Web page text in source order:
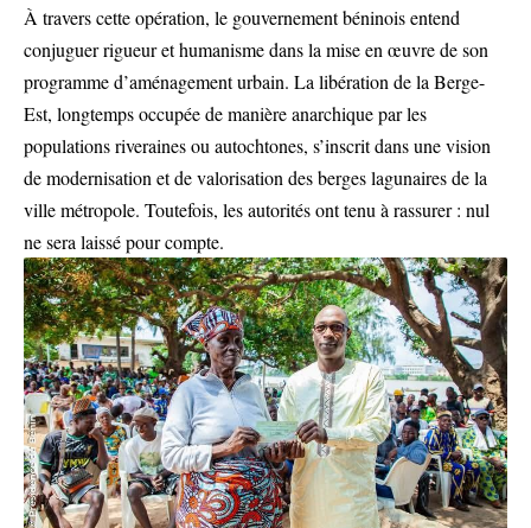
À travers cette opération, le gouvernement béninois entend
conjuguer rigueur et humanisme dans la mise en œuvre de son
programme d’aménagement urbain. La libération de la Berge-
Est, longtemps occupée de manière anarchique par les
populations riveraines ou autochtones, s’inscrit dans une vision
de modernisation et de valorisation des berges lagunaires de la
ville métropole. Toutefois, les autorités ont tenu à rassurer : nul
ne sera laissé pour compte.